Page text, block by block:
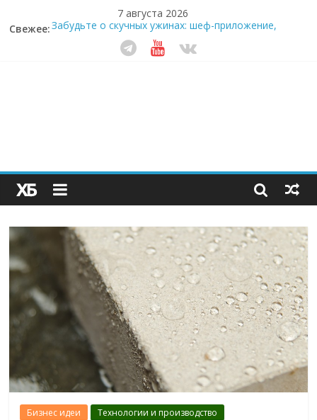
7 августа 2026
Свежее:Забудьте о скучных ужинах: шеф-приложение,
которое видит вашу еду насквозь
Небо зовёт: как бизнес на полётах дронов и
Секрет супергидратации: почему кокосовая вода с
пребиотиками становится главным трендом
здорового питания
Бизнес идеи Технологии и производство